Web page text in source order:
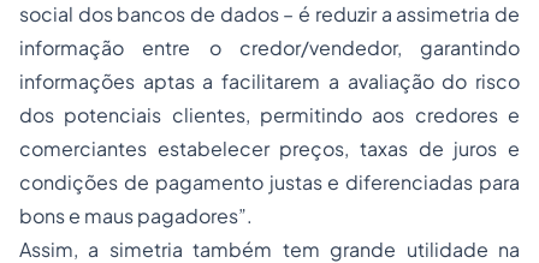
social dos bancos de dados – é reduzir a assimetria de
informação entre o credor/vendedor, garantindo
informações aptas a facilitarem a avaliação do risco
dos potenciais clientes, permitindo aos credores e
comerciantes estabelecer preços, taxas de juros e
condições de pagamento justas e diferenciadas para
bons e maus pagadores”.
Assim, a simetria também tem grande utilidade na